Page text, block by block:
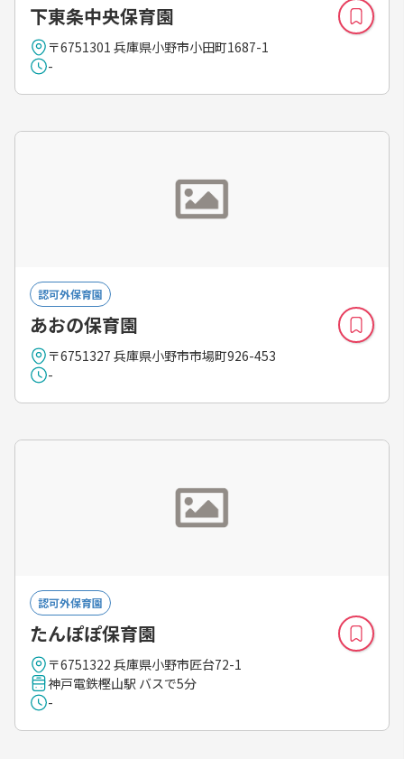
下東条中央保育園
〒6751301 兵庫県小野市小田町1687-1
-
認可外保育園
あおの保育園
〒6751327 兵庫県小野市市場町926-453
-
認可外保育園
たんぽぽ保育園
〒6751322 兵庫県小野市匠台72-1
神戸電鉄樫山駅 バスで5分
-